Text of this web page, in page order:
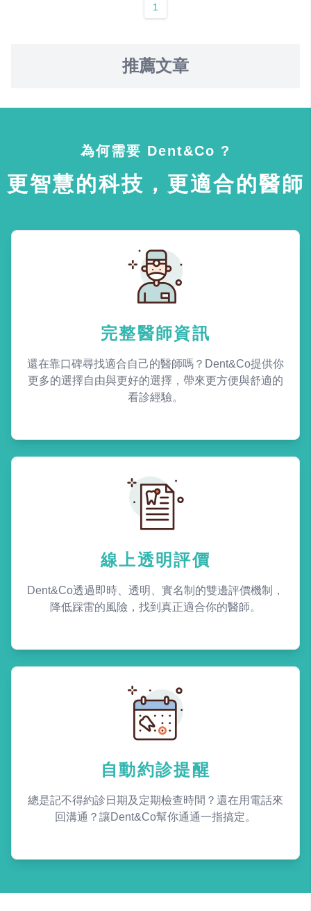
1
推薦文章
為何需要 Dent&Co ?
更智慧的科技，更適合的醫師
完整醫師資訊
還在靠口碑尋找適合自己的醫師嗎？Dent&Co提供你
更多的選擇自由與更好的選擇，帶來更方便與舒適的
看診經驗。
線上透明評價
Dent&Co透過即時、透明、實名制的雙邊評價機制，
降低踩雷的風險，找到真正適合你的醫師。
自動約診提醒
總是記不得約診日期及定期檢查時間？還在用電話來
回溝通？讓Dent&Co幫你通通一指搞定。